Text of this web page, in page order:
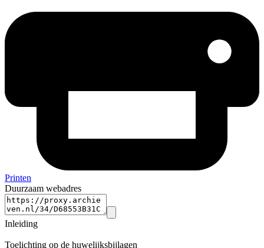
Printen
Duurzaam webadres
Inleiding
Toelichting op de huwelijksbijlagen